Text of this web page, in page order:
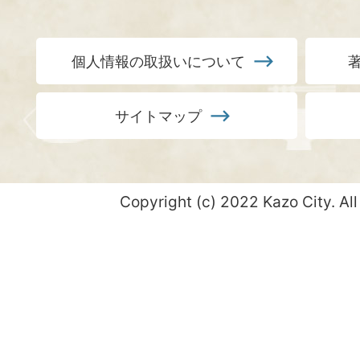
個人情報の取扱いについて
サイトマップ
Copyright (c) 2022 Kazo City.